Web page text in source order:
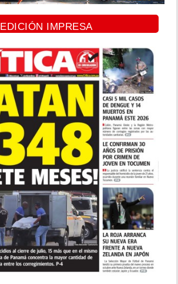
EDICIÓN IMPRESA